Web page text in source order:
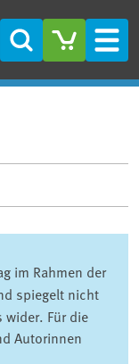
Suche
im Rahmen der
spiegelt nicht
wider. Für die
Autorinnen